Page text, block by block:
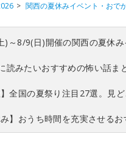
関西の夏休みイベント・おで
)～8/9(日)開催の関西の夏休
読みたいおすすめの怖い話ま
】全国の夏祭り注目27選。見
み】おうち時間を充実させる